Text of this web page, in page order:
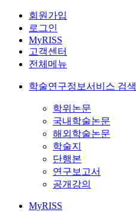
회원가입
로그인
MyRISS
고객센터
전체메뉴
학술연구정보서비스 검색
학위논문
국내학술논문
해외학술논문
학술지
단행본
연구보고서
공개강의
MyRISS